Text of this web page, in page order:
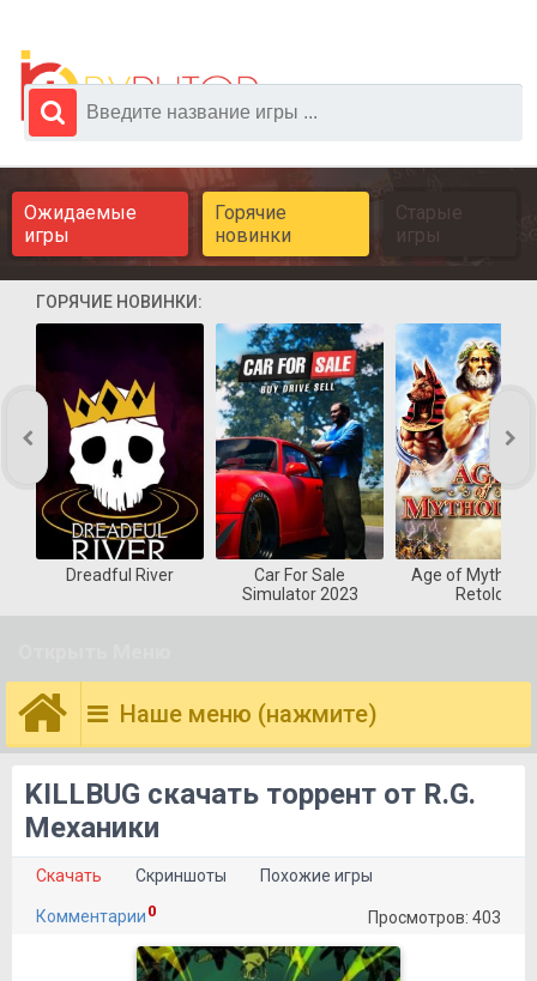
Ожидаемые
игры
Горячие
новинки
Старые
игры
ГОРЯЧИЕ НОВИНКИ:
Dreadful River
Car For Sale
Simulator 2023
Age of
Retold
Наше меню (нажмите)
KILLBUG скачать торрент от R.G.
Механики
Скачать Скриншоты Похожие игры
Комментарии 0 Просмотров: 403